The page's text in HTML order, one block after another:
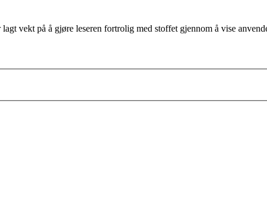
vekt på å gjøre leseren fortrolig med stoffet gjennom å vise